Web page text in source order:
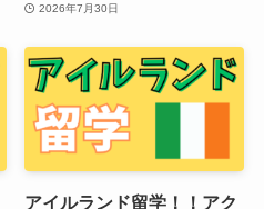
2026年7月30日
アイルランド留学！！アク